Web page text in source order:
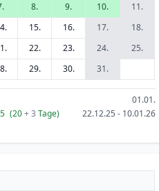
8. 9. 10.
11.
15. 16. 17.
18.
22. 23. 24.
25.
29. 30. 31.
01.01.
(20+ 3 Tage) 22.12.25 - 10.01.26